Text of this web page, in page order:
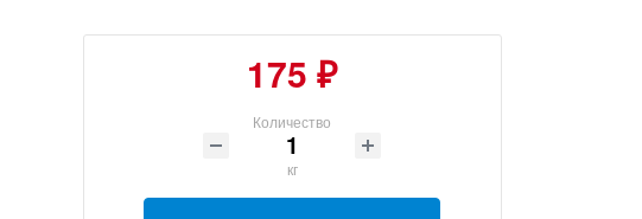
175 ₽
Количество
кг